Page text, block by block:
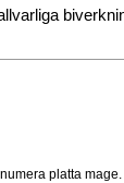
platta